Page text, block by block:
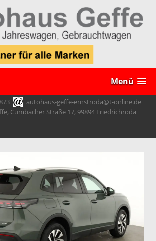
Menü
autohaus-geffe-ernstroda@t-online.de
Cumbacher Straße 17, 99894 Friedrichroda